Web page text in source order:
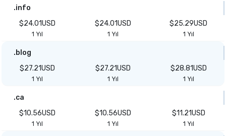
.info
$24.01USD
1 Yıl
$24.01USD
1 Yıl
$25.29USD
1 Yıl
.blog
$27.21USD
1 Yıl
$27.21USD
1 Yıl
$28.81USD
1 Yıl
.ca
$10.56USD
1 Yıl
$10.56USD
1 Yıl
$11.21USD
1 Yıl